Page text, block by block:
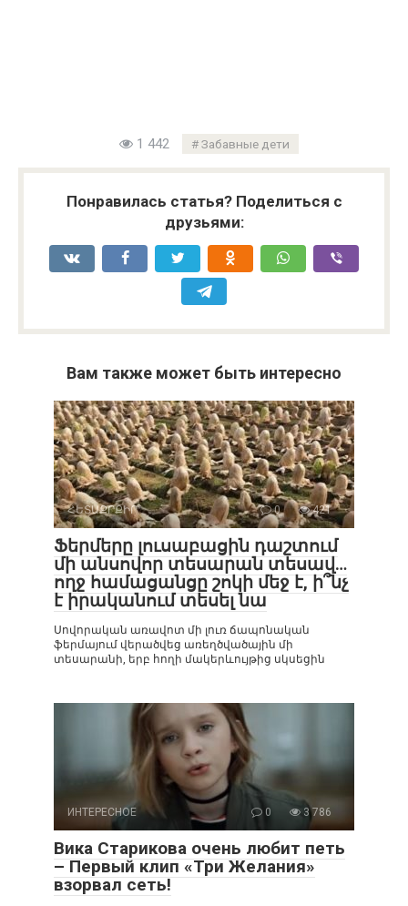
1 442 Забавные дети
Понравилась статья? Поделиться с
друзьями:
Вам также может быть интересно
ՀԵՏԱՔՐՔԻՐ 0 421
Ֆերմերը լուսաբացին դաշտում
մի անսովոր տեսարան տեսավ…
ողջ համացանցը շոկի մեջ է, ի՞նչ
է իրականում տեսել նա
Սովորական առավոտ մի լուռ ճապոնական
ֆերմայում վերածվեց առեղծվածային մի
տեսարանի, երբ հողի մակերևույթից սկսեցին
ИНТЕРЕСНОЕ 0 3 786
Вика Старикова очень любит петь
– Первый клип «Три Желания»
взорвал сеть!